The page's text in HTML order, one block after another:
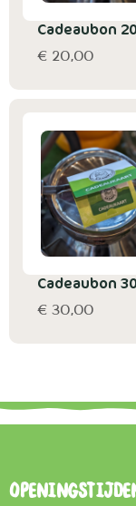
Cadeaubon
€ 20,00
Cadeaubon
€ 30,00